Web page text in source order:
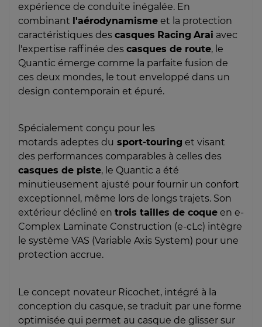
expérience de conduite inégalée. En
combinant l'aérodynamisme et la protection
caractéristiques des casques Racing Arai avec
l'expertise raffinée des casques de route, le
Quantic émerge comme la parfaite fusion de
ces deux mondes, le tout enveloppé dans un
design contemporain et épuré.
Spécialement conçu pour les
motards adeptes du sport-touring et visant
des performances comparables à celles des
casques de piste, le Quantic a été
minutieusement ajusté pour fournir un confort
exceptionnel, même lors de longs trajets. Son
extérieur décliné en trois tailles de coque en e-
Complex Laminate Construction (e-cLc) intègre
le système VAS (Variable Axis System) pour une
protection accrue.
Le concept novateur Ricochet, intégré à la
conception du casque, se traduit par une forme
optimisée qui permet au casque de glisser sur